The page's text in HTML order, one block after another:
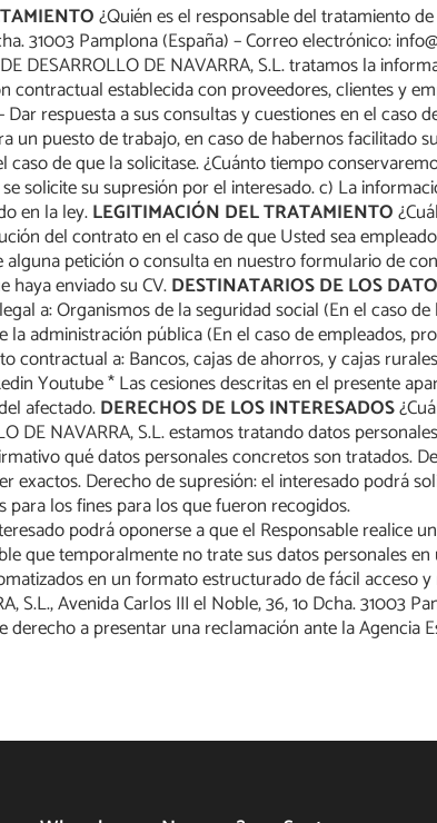
¿Quién es el responsable del tratamiento de
31003 Pamplona (España) – Correo electrónico:
DESARROLLO DE NAVARRA, S.L. tratamos la
contractual establecida con proveedores, clientes y
Dar respuesta a sus consultas y cuestiones en el
un puesto de trabajo, en caso de habernos facilitado
caso de que la solicitase. ¿Cuánto tiempo
solicite su supresión por el interesado. c) La
en la ley.LEGITIMACIÓN DEL TRATAMIENTO
del contrato en el caso de que Usted sea
petición o consulta en nuestro formulario de
haya enviado su CV.DESTINATARIOS DE LOS
a: Organismos de la seguridad social (En el caso
la administración pública (En el caso de empleados,
contractual a: Bancos, cajas de ahorros, y cajas
Youtube * Las cesiones descritas en el presente
afectado.DERECHOS DE LOS INTERESADOS
DE NAVARRA, S.L. estamos tratando datos
qué datos personales concretos son tratados.
exactos. Derecho de supresión: el interesado podrá
para los fines para los que fueron recogidos.
podrá oponerse a que el Responsable realice
que temporalmente no trate sus datos personales
en un formato estructurado de fácil acceso
S.L., Avenida Carlos III el Noble, 36, 1o Dcha.
derecho a presentar una reclamación ante la Agencia